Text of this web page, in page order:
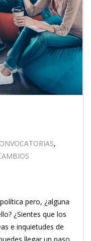
,
pero, ¿alguna
¿Sientes que los
e inquietudes de
llegar un paso